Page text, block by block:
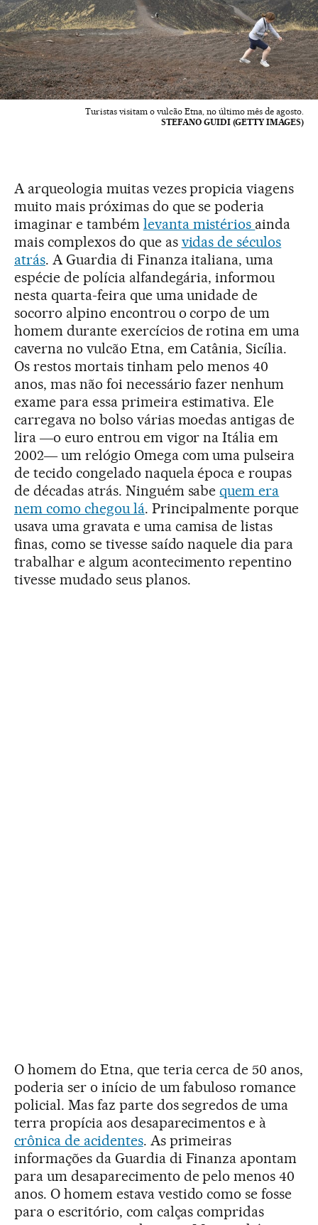
Turistas visitam o vulcão Etna, no último mês de agosto.
STEFANO GUIDI (GETTY IMAGES)
A arqueologia muitas vezes propicia viagens
muito mais próximas do que se poderia
imaginar e também levanta mistérios ainda
mais complexos do que as vidas de séculos
atrás. A Guardia di Finanza italiana, uma
espécie de polícia alfandegária, informou
nesta quarta-feira que uma unidade de
socorro alpino encontrou o corpo de um
homem durante exercícios de rotina em uma
caverna no vulcão Etna, em Catânia, Sicília.
Os restos mortais tinham pelo menos 40
anos, mas não foi necessário fazer nenhum
exame para essa primeira estimativa. Ele
carregava no bolso várias moedas antigas de
lira ―o euro entrou em vigor na Itália em
2002― um relógio Omega com uma pulseira
de tecido congelado naquela época e roupas
de décadas atrás. Ninguém sabequem era
nem como chegou lá. Principalmente porque
usava uma gravata e uma camisa de listas
finas, como se tivesse saído naquele dia para
trabalhar e algum acontecimento repentino
tivesse mudado seus planos.
O homem do Etna, que teria cerca de 50 anos,
poderia ser o início de um fabuloso romance
policial. Mas faz parte dos segredos de uma
terra propícia aos desaparecimentos e à
crônica de acidentes. As primeiras
informações da Guardia di Finanza apontam
para um desaparecimento de pelo menos 40
anos. O homem estava vestido como se fosse
para o escritório, com calças compridas